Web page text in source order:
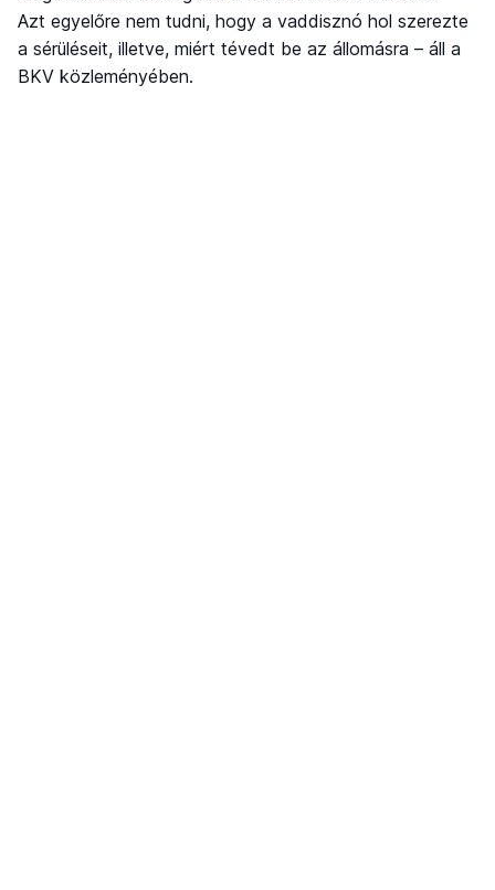
Azt egyelőre nem tudni, hogy a vaddisznó hol szerezte
a sérüléseit, illetve, miért tévedt be az állomásra – áll a
BKV közleményében.